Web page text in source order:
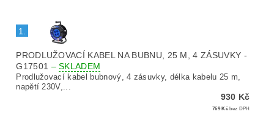
1.
PRODLUŽOVACÍ KABEL NA BUBNU, 25 M, 4 ZÁSUVKY -
G17501 –SKLADEM
Prodlužovací kabel bubnový, 4 zásuvky, délka kabelu 25 m,
napětí 230V,...
930 Kč
769 Kč bez DPH